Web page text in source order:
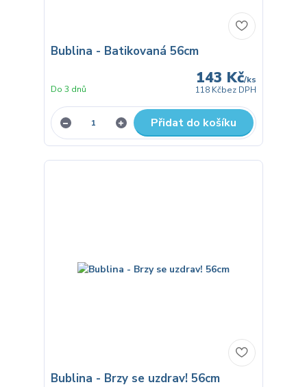
Bublina - Batikovaná 56cm
143 Kč/ks
118 Kčbez DPH
Do 3 dnů
Přidat do košíku
Bublina - Brzy se uzdrav! 56cm